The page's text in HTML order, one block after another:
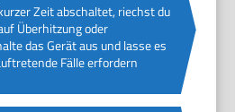
Zeit abschaltet, riechst du
Überhitzung oder
das Gerät aus und lasse es
Fälle erfordern